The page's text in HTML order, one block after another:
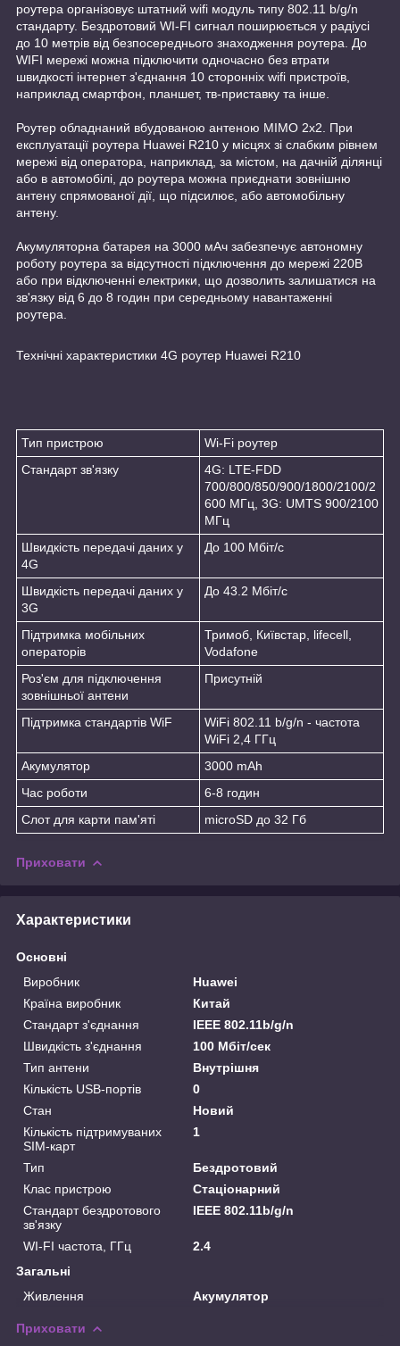
роутера організовує штатний wifi модуль типу 802.11 b/g/n
стандарту. Бездротовий WI-FI сигнал поширюється у радіусі
до 10 метрів від безпосереднього знаходження роутера. До
WIFI мережі можна підключити одночасно без втрати
швидкості інтернет з'єднання 10 сторонніх wifi пристроїв,
наприклад смартфон, планшет, тв-приставку та інше.
Роутер обладнаний вбудованою антеною MIMO 2x2. При
експлуатації роутера Huawei R210 у місцях зі слабким рівнем
мережі від оператора, наприклад, за містом, на дачній ділянці
або в автомобілі, до роутера можна приєднати зовнішню
антену спрямованої дії, що підсилює, або автомобільну
антену.
Акумуляторна батарея на 3000 мАч забезпечує автономну
роботу роутера за відсутності підключення до мережі 220В
або при відключенні електрики, що дозволить залишатися на
зв'язку від 6 до 8 годин при середньому навантаженні
роутера.
Технічні характеристики 4G роутер Huawei R210
Тип пристрою
Wi-Fi роутер
Стандарт зв'язку
4G: LTE-FDD
700/800/850/900/1800/2100/2
600 МГц, 3G: UMTS 900/2100
МГц
Швидкість передачі даних у
4G
До 100 Мбіт/с
Швидкість передачі даних у
3G
До 43.2 Мбіт/с
Підтримка мобільних
операторів
Тримоб, Київстар, lifecell,
Vodafone
Роз'єм для підключення
зовнішньої антени
Присутній
Підтримка стандартів WiF
WiFi 802.11 b/g/n - частота
WiFi 2,4 ГГц
Акумулятор
3000 mAh
Час роботи
6-8 годин
Слот для карти пам'яті
microSD до 32 Гб
Приховати
Характеристики
Основні
Виробник
Huawei
Країна виробник
Китай
Стандарт з'єднання
IEEE 802.11b/g/n
Швидкість з'єднання
100 Мбіт/сек
Тип антени
Внутрішня
Кількість USB-портів
0
Стан
Новий
Кількість підтримуваних
SIM-карт
1
Тип
Бездротовий
Клас пристрою
Стаціонарний
Стандарт бездротового
зв'язку
IEEE 802.11b/g/n
WI-FI частота, ГГц
2.4
Загальні
Живлення
Акумулятор
Приховати